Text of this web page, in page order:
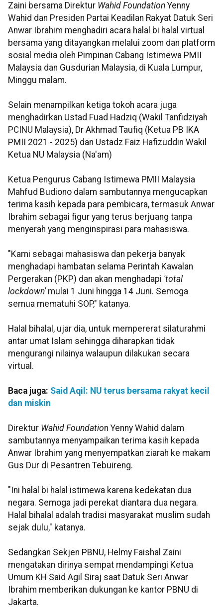
Zaini bersama Direktur Wahid Foundation Yenny
Wahid dan Presiden Partai Keadilan Rakyat Datuk Seri
Anwar Ibrahim menghadiri acara halal bi halal virtual
bersama yang ditayangkan melalui zoom dan platform
sosial media oleh Pimpinan Cabang Istimewa PMII
Malaysia dan Gusdurian Malaysia, di Kuala Lumpur,
Minggu malam.
Selain menampilkan ketiga tokoh acara juga
menghadirkan Ustad Fuad Hadziq (Wakil Tanfidziyah
PCINU Malaysia), Dr Akhmad Taufiq (Ketua PB IKA
PMII 2021 - 2025) dan Ustadz Faiz Hafizuddin Wakil
Ketua NU Malaysia (Na'am)
Ketua Pengurus Cabang Istimewa PMII Malaysia
Mahfud Budiono dalam sambutannya mengucapkan
terima kasih kepada para pembicara, termasuk Anwar
Ibrahim sebagai figur yang terus berjuang tanpa
menyerah yang menginspirasi para mahasiswa.
"Kami sebagai mahasiswa dan pekerja banyak
menghadapi hambatan selama Perintah Kawalan
Pergerakan (PKP) dan akan menghadapi 'total
lockdown'mulai 1 Juni hingga 14 Juni. Semoga
semua mematuhi SOP," katanya.
Halal bihalal, ujar dia, untuk mempererat silaturahmi
antar umat Islam sehingga diharapkan tidak
mengurangi nilainya walaupun dilakukan secara
virtual.
Baca juga: Said Aqil: NU terus bersama rakyat kecil
dan miskin
Direktur Wahid Foundation Yenny Wahid dalam
sambutannya menyampaikan terima kasih kepada
Anwar Ibrahim yang menyempatkan ziarah ke makam
Gus Dur di Pesantren Tebuireng.
"Ini halal bi halal istimewa karena kedekatan dua
negara. Semoga jadi perekat diantara dua negara.
Halal bihalal adalah tradisi masyarakat muslim sudah
sejak dulu," katanya.
Sedangkan Sekjen PBNU, Helmy Faishal Zaini
mengatakan dirinya sempat mendampingi Ketua
Umum KH Said Agil Siraj saat Datuk Seri Anwar
Ibrahim memberikan dukungan ke kantor PBNU di
Jakarta.